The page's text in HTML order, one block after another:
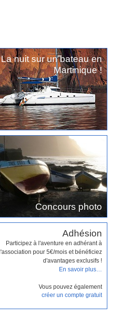
La nuit sur un bateau en
Martinique !
Concours photo
Adhésion
Participez à l'aventure en adhérant à
l'association pour 5€/mois et bénéficiez
d'avantages exclusifs !
En savoir plus…
Vous pouvez également
créer un compte gratuit